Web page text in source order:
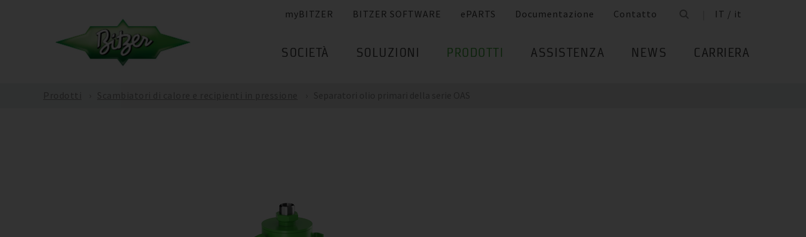
myBITZER BITZER SOFTWARE ePARTS Documentazione Contatto IT / it
SOCIETÀ SOLUZIONI PRODOTTI ASSISTENZA NEWS CARRIERA